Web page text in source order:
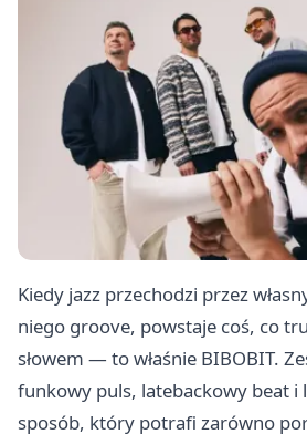
Kiedy jazz przechodzi przez
niego groove, powstaje coś, co
słowem — to właśnie BIBOBIT.
funkowy puls, latebackowy beat i
sposób, który potrafi zarówno